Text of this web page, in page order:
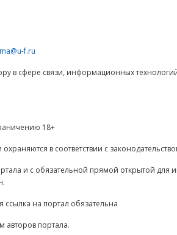
f.ru
в сфере связи, информационных
18+
в соответствии с
и с обязательной прямой открытой для
на портал обязательна
авторов портала.